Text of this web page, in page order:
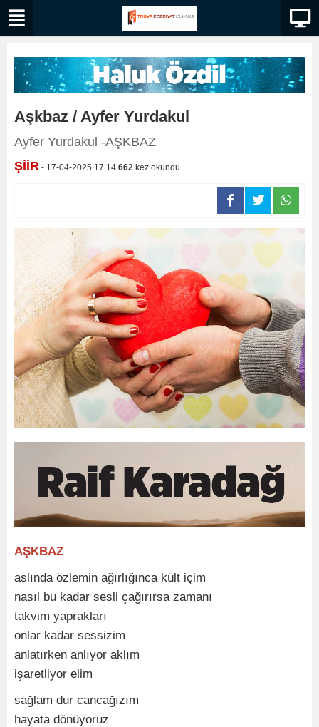
Aşkbaz / Ayfer Yurdakul
Ayfer Yurdakul -AŞKBAZ
ŞİİR - 17-04-2025 17:14 662 kez okundu.
AŞKBAZ
aslında özlemin ağırlığınca kült içim
nasıl bu kadar sesli çağırırsa zamanı
takvim yaprakları
onlar kadar sessizim
anlatırken anlıyor aklım
işaretliyor elim
sağlam dur cancağızım
hayata dönüyoruz